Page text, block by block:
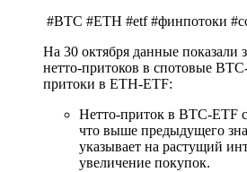
#BTC #ETH #etf #финпотоки
На 30 октября данные показали
нетто-притоков в спотовые
притоки в ETH-ETF:
Нетто-приток в BTC-ETF
что выше предыдущего
указывает на растущий
увеличение покупок.